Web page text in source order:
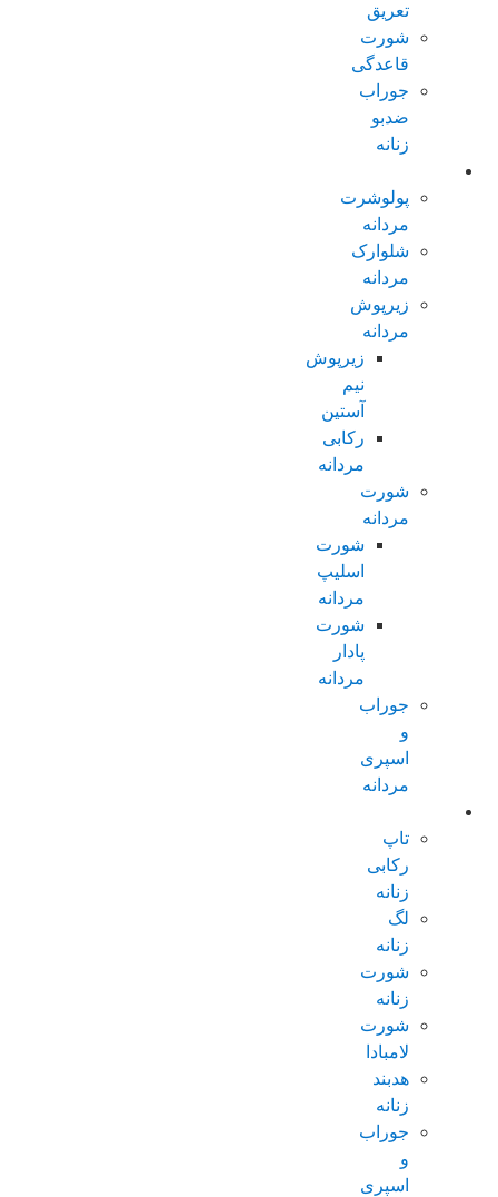
تعریق
شورت
قاعدگی
جوراب
ضدبو
زنانه
پولوشرت
مردانه
شلوارک
مردانه
زیرپوش
مردانه
زیرپوش
نیم
آستین
رکابی
مردانه
شورت
مردانه
شورت
اسلیپ
مردانه
شورت
پادار
مردانه
جوراب
و
اسپری
مردانه
تاپ
رکابی
زنانه
لگ
زنانه
شورت
زنانه
شورت
لامبادا
هدبند
زنانه
جوراب
و
اسپری